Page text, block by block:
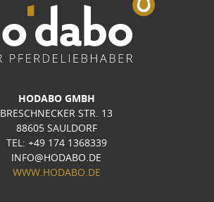
HODABO GMBH
BRESCHNECKER STR. 13
88605 SAULDORF
TEL: +49 174 1368339
INFO@HODABO.DE
WWW.HODABO.DE